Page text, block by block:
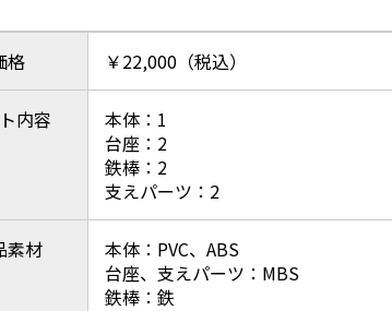
格 ￥22,000（税込）
内容
本体：1
台座：2
鉄棒：2
支えパーツ：2
素材
本体：PVC、ABS
台座、支えパーツ：MBS
鉄棒：鉄